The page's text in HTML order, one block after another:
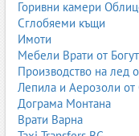
Горивни камери
Сглобяеми къщи
Имоти
Мебели Врати от
Производство на лед
Лепила и Аерозоли от
Дограма Монтана
Врати Варна